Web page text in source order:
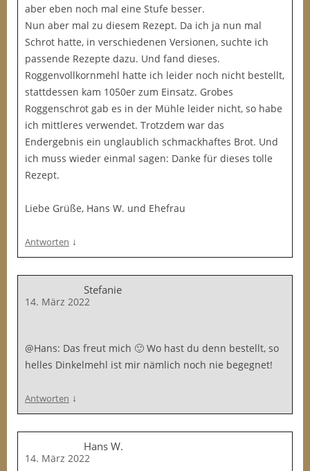
aber eben noch mal eine Stufe besser.
Nun aber mal zu diesem Rezept. Da ich ja nun mal
Schrot hatte, in verschiedenen Versionen, suchte ich
passende Rezepte dazu. Und fand dieses.
Roggenvollkornmehl hatte ich leider noch nicht bestellt,
stattdessen kam 1050er zum Einsatz. Grobes
Roggenschrot gab es in der Mühle leider nicht, so habe
ich mittleres verwendet. Trotzdem war das
Endergebnis ein unglaublich schmackhaftes Brot. Und
ich muss wieder einmal sagen: Danke für dieses tolle
Rezept.
Liebe Grüße, Hans W. und Ehefrau
Antworten ↓
Stefanie
14. März 2022
@Hans: Das freut mich 🙂 Wo hast du denn bestellt, so
helles Dinkelmehl ist mir nämlich noch nie begegnet!
Antworten ↓
Hans W.
14. März 2022